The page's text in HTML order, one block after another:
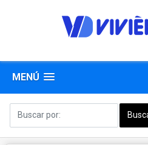
MENÚ